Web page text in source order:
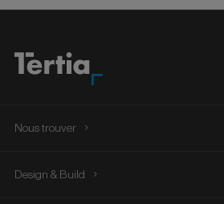
Nous trouver
Design & Build